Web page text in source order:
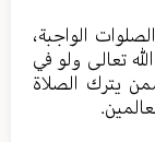
الواجبة،
تعالى ولو في
يترك الصلاة